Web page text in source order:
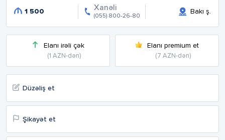
1 500 Xanəli
(055) 800-26-80
Bakı ş.
Elanı irəli çək
(1 AZN-dən)
Elanı premium et
(7 AZN-dən)
Düzəliş et
Şikayət et